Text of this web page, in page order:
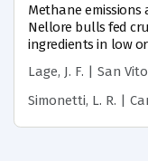
Methane
Nellore bulls fed
ingredients in low
Lage, J. F. | San
Simonetti, L. R. |